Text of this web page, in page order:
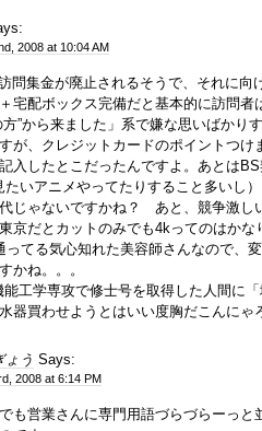
2008 at 10:04 AM
問集金が廃止されるそうで、それに向
宅配ボックス完備だと基本的に訪問
方”から来ました」系で嫌な思いばか
が、クレジットカードのポイントつ
入したとこだったんですよ。あとは
いアニメやってたりすること多いし）
じゃないですかね？ あと、競争激し
京だとカットのみでも4kってのはかな
ってる気心知れた美容師さんなので、
かね。。。
工学専攻で修士号を取得した人間に
器買わせようとはいい度胸だこんにゃ
ょう Says:
2008 at 6:14 PM
も営業さんに専門用語づらづらーっ